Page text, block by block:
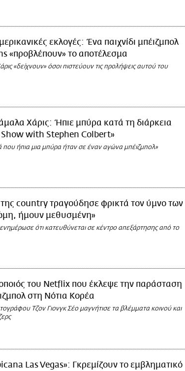
εκλογές: Ένα παιχνίδι μπέιζμπολ
«προβλέπουν» το αποτέλεσμα
«δείχνουν» όσοι πιστεύουν τις προλήψεις αυτού του
Χάρις: Ήπιε μπύρα κατά τη διάρκεια
Show with Stephen Colbert»
που ήπια μια μπύρα ήταν σε έναν αγώνα μπέιζμπολ»
country τραγούδησε φρικτά τον ύμνο των
ήμουν μεθυσμένη»
ότι κατευθύνεται σε κέντρο απεξάρτησης από το
του Netflix που έκλεψε την παράσταση
στη Νότια Κορέα
Τζον Γιονγκ Σέο μαγνήτισε τα βλέμματα κοινού και
Las Vegas»: Γκρεμίζουν το εμβληματικό